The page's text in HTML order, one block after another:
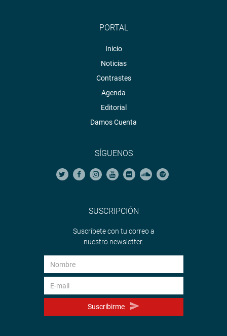
PORTAL
Inicio
Noticias
Contrastes
Agenda
Editorial
Damos Cuenta
SÍGUENOS
SUSCRIPCIÓN
Suscríbete con tu correo a
nuestro newsletter.
Suscribirme